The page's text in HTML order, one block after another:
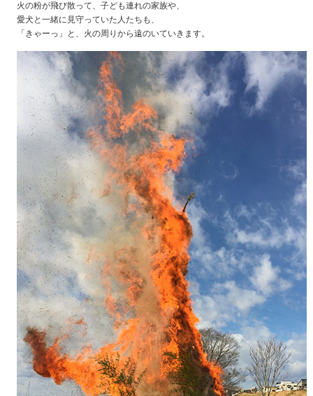
火の粉が飛び散って、子ども連れの家族や、
愛犬と一緒に見守っていた人たちも、
「きゃーっ」と、火の周りから遠のいていきます。